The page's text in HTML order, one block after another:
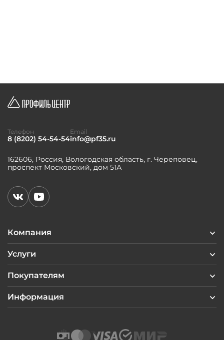
Компания
Услуги
Покупателям
Информация
162606, Россия, Вологодская область, г. Череповец,
проспект Московский, дом 51А
Телефон
8 (8202) 54-54-54
Email
info@pf35.ru